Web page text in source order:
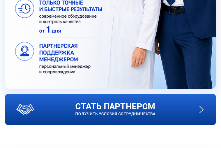
СТАТЬ ПАРТНЕРОМ
ПОЛУЧИТЬ УСЛОВИЯ СОТРУДНИЧЕСТВА